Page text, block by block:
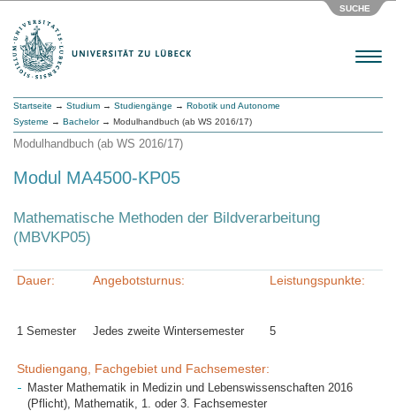
SUCHE
Menu
Startseite → Studium → Studiengänge → Robotik und Autonome
Systeme → Bachelor→ Modulhandbuch (ab WS 2016/17)
Modulhandbuch (ab WS 2016/17)
Modul MA4500-KP05
Mathematische Methoden der Bildverarbeitung
(MBVKP05)
Dauer:
1 Semester
Angebotsturnus:
Jedes zweite Wintersemester
Leistungspunkte:
5
Studiengang, Fachgebiet und Fachsemester:
Master Mathematik in Medizin und Lebenswissenschaften 2016
(Pflicht), Mathematik, 1. oder 3. Fachsemester